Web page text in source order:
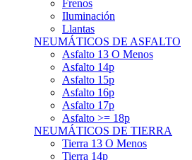
Llantas
NEUMÁTICOS DE ASFALTO
Asfalto 13 O Menos
Asfalto 14p
Asfalto 15p
Asfalto 16p
Asfalto 17p
Asfalto >= 18p
NEUMÁTICOS DE TIERRA
Tierra 13 O Menos
Tierra 14p
Tierra >= 15p